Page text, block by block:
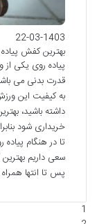
22-03-1403
بهترین کفش
پیاده روی یکی
قدرت بدنی می
به کیفیت این
داشته باشید،
خریداری شود
تا در هنگام
سعی داریم بهترین
پس تا انتها
1